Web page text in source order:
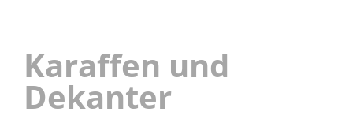
Karaffen und
Dekanter